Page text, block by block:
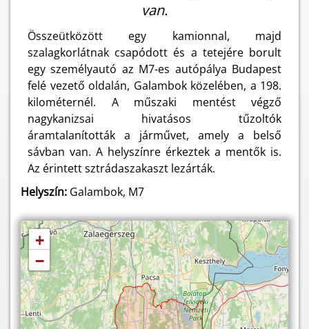
van.
Összeütközött egy kamionnal, majd
szalagkorlátnak csapódott és a tetejére borult
egy személyautó az M7-es autópálya Budapest
felé vezető oldalán, Galambok közelében, a 198.
kilométernél. A műszaki mentést végző
nagykanizsai hivatásos tűzoltók
áramtalanították a járművet, amely a belső
sávban van. A helyszínre érkeztek a mentők is.
Az érintett sztrádaszakaszt lezárták.
Helyszín: Galambok, M7
+
−